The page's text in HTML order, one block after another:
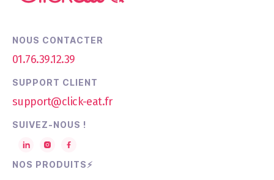
NOUS CONTACTER
01.76.39.12.39
SUPPORT CLIENT
support@click-eat.fr
SUIVEZ-NOUS !
NOS PRODUITS⚡